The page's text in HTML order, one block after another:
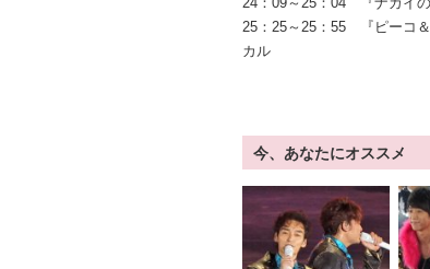
25：25～25：55 『ピーコ
カル
今、あなたにオススメ